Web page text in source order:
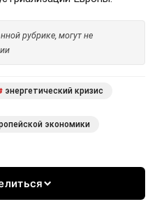
рубрике, могут не
энергетический кризис
экономики